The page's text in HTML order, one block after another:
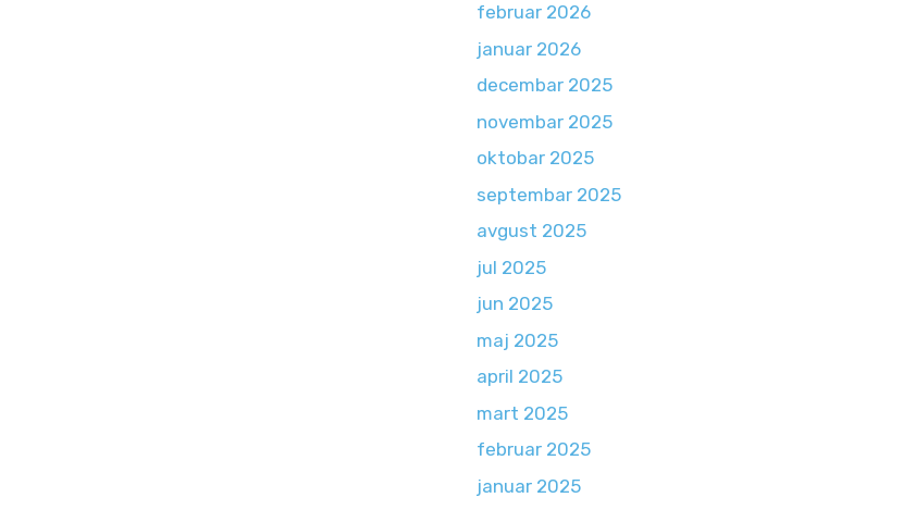
februar 2026
januar 2026
decembar 2025
novembar 2025
oktobar 2025
septembar 2025
avgust 2025
jul 2025
jun 2025
maj 2025
april 2025
mart 2025
februar 2025
januar 2025